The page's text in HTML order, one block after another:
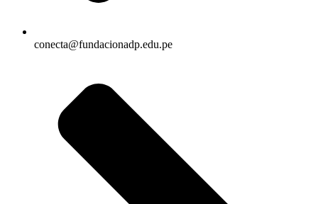
conecta@fundacionadp.edu.pe